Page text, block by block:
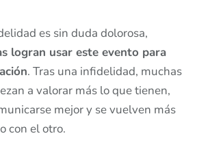
es sin duda dolorosa,
logran usar este evento para
. Tras una infidelidad, muchas
a valorar más lo que tienen,
mejor y se vuelven más
con el otro.